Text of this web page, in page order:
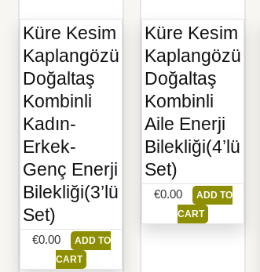
Küre Kesim
Kaplangözü
Doğaltaş
Kombinli
Kadın-
Erkek-
Genç Enerji
Bilekliği(3’lü
Set)
€0.00
ADD TO
CART
Küre Kesim
Kaplangözü
Doğaltaş
Kombinli
Aile Enerji
Bilekliği(4’lü
Set)
€0.00
ADD TO
CART